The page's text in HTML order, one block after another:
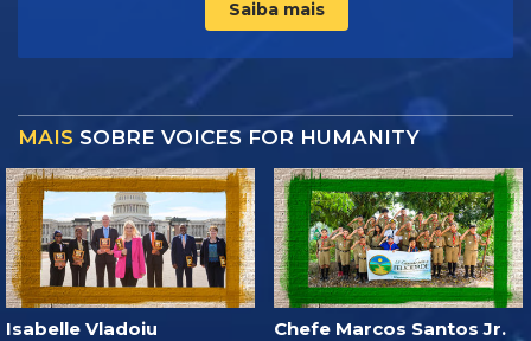
Saiba mais
MAIS SOBRE VOICES FOR HUMANITY
Isabelle Vladoiu Chefe Marcos Santos Jr.